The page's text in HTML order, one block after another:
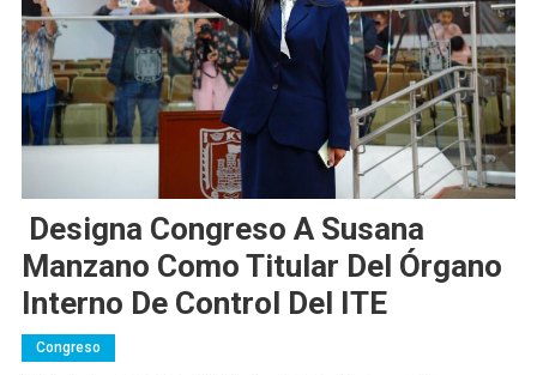
Designa Congreso A Susana
Manzano Como Titular Del Órgano
Interno De Control Del ITE
Congreso